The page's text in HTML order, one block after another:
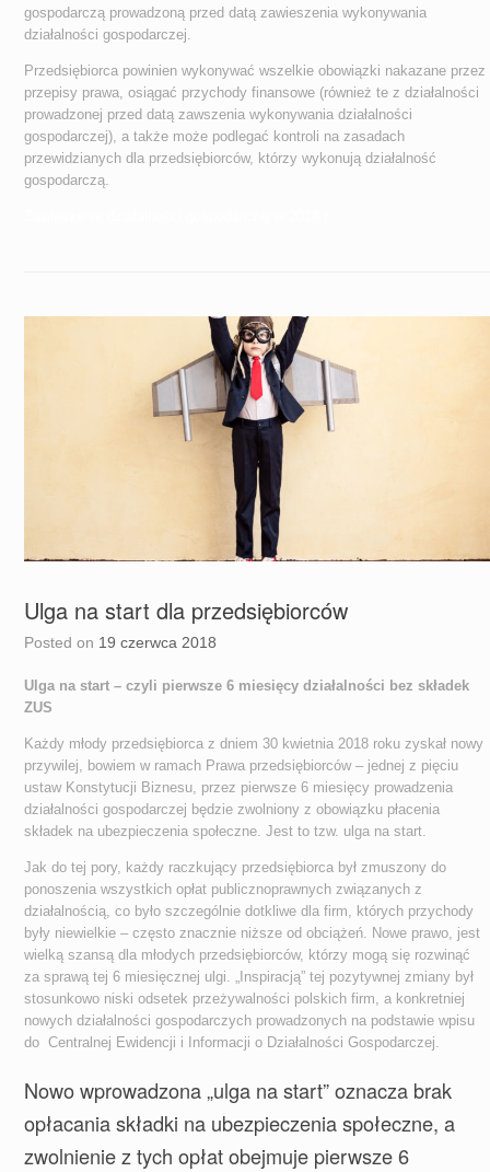
gospodarczą prowadzoną przed datą zawieszenia wykonywania
działalności gospodarczej.
Przedsiębiorca powinien wykonywać wszelkie obowiązki nakazane przez
przepisy prawa, osiągać przychody finansowe (również te z działalności
prowadzonej przed datą zawszenia wykonywania działalności
gospodarczej), a także może podlegać kontroli na zasadach
przewidzianych dla przedsiębiorców, którzy wykonują działalność
gospodarczą.
Ulga na start dla przedsiębiorców
Posted on 19 czerwca 2018
Ulga na start – czyli pierwsze 6 miesięcy działalności bez składek
ZUS
Każdy młody przedsiębiorca z dniem 30 kwietnia 2018 roku zyskał nowy
przywilej, bowiem w ramach Prawa przedsiębiorców – jednej z pięciu
ustaw Konstytucji Biznesu, przez pierwsze 6 miesięcy prowadzenia
działalności gospodarczej będzie zwolniony z obowiązku płacenia
składek na ubezpieczenia społeczne. Jest to tzw. ulga na start.
Jak do tej pory, każdy raczkujący przedsiębiorca był zmuszony do
ponoszenia wszystkich opłat publicznoprawnych związanych z
działalnością, co było szczególnie dotkliwe dla firm, których przychody
były niewielkie – często znacznie niższe od obciążeń. Nowe prawo, jest
wielką szansą dla młodych przedsiębiorców, którzy mogą się rozwinąć
za sprawą tej 6 miesięcznej ulgi. „Inspiracją” tej pozytywnej zmiany był
stosunkowo niski odsetek przeżywalności polskich firm, a konkretniej
nowych działalności gospodarczych prowadzonych na podstawie wpisu
do Centralnej Ewidencji i Informacji o Działalności Gospodarczej.
Nowo wprowadzona „ulga na start” oznacza brak
opłacania składki na ubezpieczenia społeczne, a
zwolnienie z tych opłat obejmuje pierwsze 6